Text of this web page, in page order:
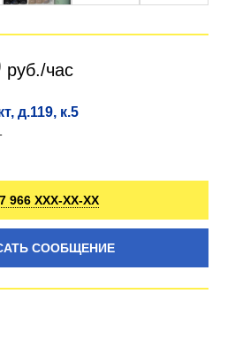
д.119, к.5
руб./час
7 966 XXX-XX-XX
СООБЩЕНИЕ